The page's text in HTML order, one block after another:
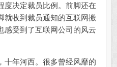
度决定裁员比例。前脚还在
就收到裁员通知的互联网搬
感受到了互联网公司的风云
年河西。很多曾经风靡的